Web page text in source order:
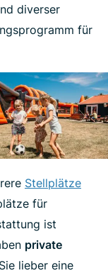
diverser
für
Stellplätze
für
ist
private
lieber eine